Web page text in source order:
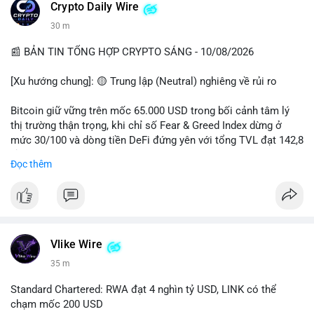
các quỹ phòng hộ sang vị thế Long là tín hiệu tích cực ngầm,
nhưng biến động ngắn hạn vẫn cao.
• Khuyến nghị: Cẩn trọng với các lệnh Long/Short khi Bitcoin
chưa thoát khỏi vùng giá hiện tại. Theo dõi sát các tin tức về
📰 Nguồn: CoinDesk
Crypto Daily Wire
30 m
📰 BẢN TIN TỔNG HỢP CRYPTO SÁNG - 10/08/2026
[Xu hướng chung]: 🟡 Trung lập (Neutral) nghiêng về rủi ro
Bitcoin giữ vững trên mốc 65.000 USD trong bối cảnh tâm lý
thị trường thận trọng, khi chỉ số Fear & Greed Index dừng ở
mức 30/100 và dòng tiền DeFi đứng yên với tổng TVL đạt 142,8
tăng gần 3% khi Iran-Oman hứa mở lại eo Hormuz, giảm lo ngại
lớn khác. Đáng chú ý, thanh lý Short chiếm tới 81,7% tổng 35,7
triệu USD thanh lý trong 24h, cho thấy phe bán đang yếu thế.
- DeFi & Công nghệ: Standard Chartered dự báo thị trường RWA
sẽ bùng nổ lên 4 nghìn tỷ USD, kéo theo giá trị token LINK có
Đọc thêm
Vlike Wire
35 m
Standard Chartered: RWA đạt 4 nghìn tỷ USD, LINK có thể
chạm mốc 200 USD